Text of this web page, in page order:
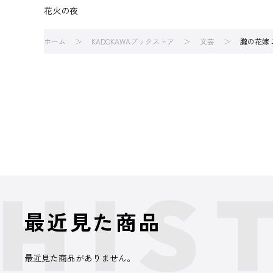
花火の夜
ホーム KADOKAWAブックストア 文芸 朧の花嫁
最近見た商品
最近見た商品がありません。